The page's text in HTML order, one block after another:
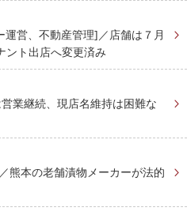
営、不動産管理]／店舗は７月
ント出店へ変更済み
業継続、現店名維持は困難な
本の老舗漬物メーカーが法的